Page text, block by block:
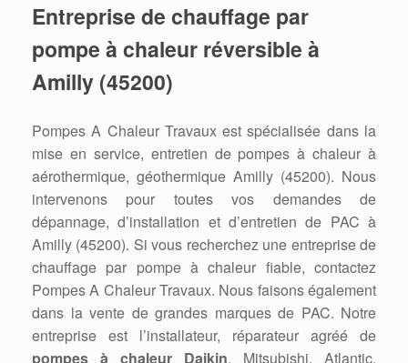
Entreprise de chauffage par
pompe à chaleur réversible à
Amilly (45200)
Pompes A Chaleur Travaux est spécialisée dans la
mise en service, entretien de pompes à chaleur à
aérothermique, géothermique Amilly (45200). Nous
intervenons pour toutes vos demandes de
dépannage, d’installation et d’entretien de PAC à
Amilly (45200). Si vous recherchez une entreprise de
chauffage par pompe à chaleur fiable, contactez
Pompes A Chaleur Travaux. Nous faisons également
dans la vente de grandes marques de PAC. Notre
entreprise est l’installateur, réparateur agréé de
pompes à chaleur Daikin, Mitsubishi, Atlantic,